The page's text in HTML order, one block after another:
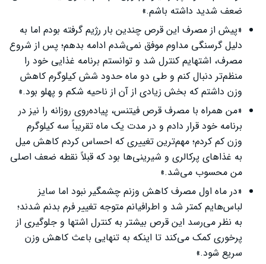
ضعف شدید داشته باشم.»
«پیش از مصرف این قرص چندین بار رژیم گرفته بودم اما به
دلیل گرسنگی مداوم موفق نمی‌شدم ادامه بدهم؛ پس از شروع
مصرف، اشتهایم کنترل شد و توانستم برنامه غذایی خود را
منظم‌تر دنبال کنم و طی دو ماه حدود شش کیلوگرم کاهش
وزن داشتم که بخش زیادی از آن از ناحیه شکم و پهلو بود.»
«من همراه با مصرف قرص فیتنس، پیاده‌روی روزانه را نیز در
برنامه خود قرار دادم و در مدت یک ماه تقریباً سه کیلوگرم
وزن کم کردم؛ مهم‌ترین تغییری که احساس کردم کاهش میل
به غذاهای پرکالری و شیرینی‌ها بود که قبلاً نقطه ضعف اصلی
من محسوب می‌شد.»
«در ماه اول مصرف کاهش وزنم چشمگیر نبود اما سایز
لباس‌هایم کمتر شد و اطرافیانم متوجه تغییر فرم بدنم شدند؛
به نظر می‌رسد این قرص بیشتر به کنترل اشتها و جلوگیری از
پرخوری کمک می‌کند تا اینکه به تنهایی باعث کاهش وزن
سریع شود.»